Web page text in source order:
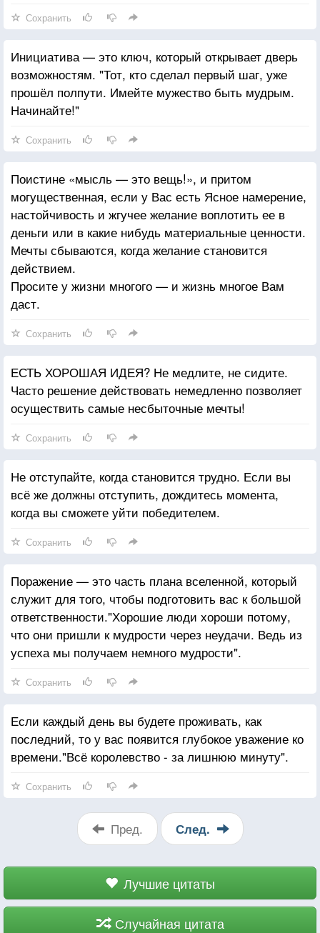
Сохранить
Инициатива — это ключ, который открывает дверь
возможностям. "Тот, кто сделал первый шаг, уже
прошёл полпути. Имейте мужество быть мудрым.
Начинайте!"
Сохранить
Поистине «мысль — это вещь!», и притом
могущественная, если у Вас есть Ясное намерение,
настойчивость и жгучее желание воплотить ее в
деньги или в какие нибудь материальные ценности.
Мечты сбываются, когда желание становится
действием.
Просите у жизни многого — и жизнь многое Вам
даст.
Сохранить
ЕСТЬ ХОРОШАЯ ИДЕЯ? Не медлите, не сидите.
Часто решение действовать немедленно позволяет
осуществить самые несбыточные мечты!
Сохранить
Не отступайте, когда становится трудно. Если вы
всё же должны отступить, дождитесь момента,
когда вы сможете уйти победителем.
Сохранить
Поражение — это часть плана вселенной, который
служит для того, чтобы подготовить вас к большой
ответственности."Хорошие люди хороши потому,
что они пришли к мудрости через неудачи. Ведь из
успеха мы получаем немного мудрости".
Сохранить
Если каждый день вы будете проживать, как
последний, то у вас появится глубокое уважение ко
времени."Всё королевство - за лишнюю минуту".
Сохранить
Пред. След.
Лучшие цитаты
Случайная цитата